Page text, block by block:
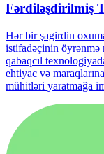
Fərdiləşdirilmiş
Hər bir şagirdin
istifadəçinin öyrənmə
qabaqcıl
ehtiyac və
mühitləri yaratmağa